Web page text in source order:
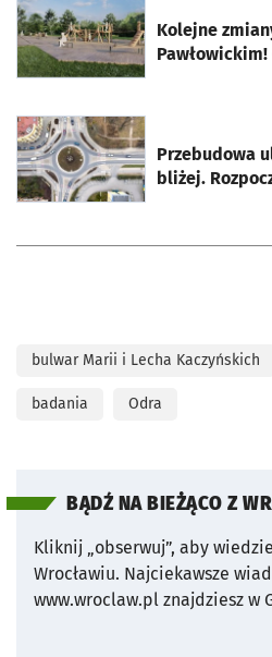
Kolejne
otworzy się w nowej karcie
Przebudowa
bliżej.
otworzy się w nowej karcie
bulwar Marii i Lecha Kaczyńskich
badania Odra
BĄDŹ NA BIEŻĄCO Z
Kliknij „obserwuj”, aby
Wrocławiu. Najciekawsze
www.wroclaw.pl znajdziesz w